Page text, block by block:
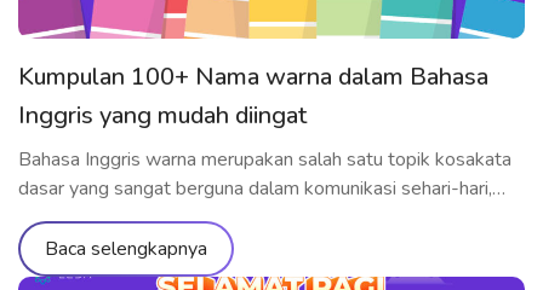
Kumpulan 100+ Nama warna dalam Bahasa
Inggris yang mudah diingat
Bahasa Inggris warna merupakan salah satu topik kosakata
dasar yang sangat berguna dalam komunikasi sehari-hari,
terutama saat mendeskripsikan benda, perasaan, atau gaya.
Dalam artikel ini, ELSA Speak akan membantu kamu
memahami cara penggunaan, arti, serta pelafalan warna-
Baca selengkapnya